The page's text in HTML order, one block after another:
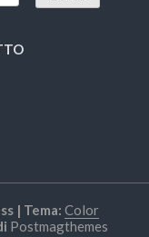
| Tema: Color
Postmagthemes